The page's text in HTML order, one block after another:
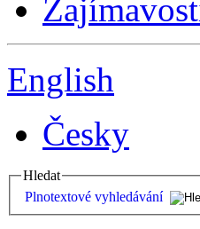
English
Česky
Hledat
Plnotextové vyhledávání